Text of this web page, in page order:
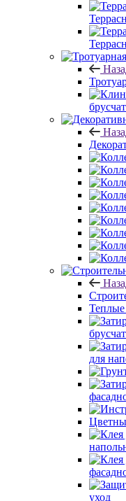
Теплые
для
уход